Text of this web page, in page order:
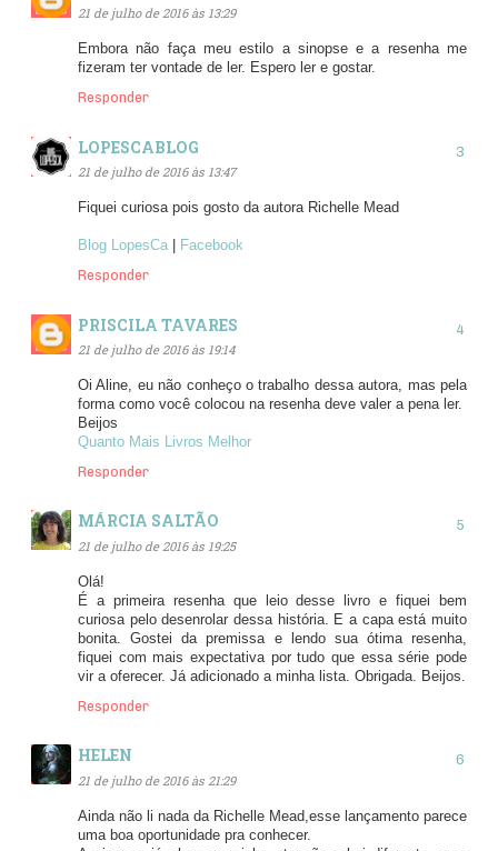
21 de julho de 2016 às 13:29
Embora não faça meu estilo a sinopse e a resenha me
fizeram ter vontade de ler. Espero ler e gostar.
Responder
LOPESCABLOG
21 de julho de 2016 às 13:47
Fiquei curiosa pois gosto da autora Richelle Mead
Blog LopesCa Facebook
Responder
PRISCILA TAVARES
21 de julho de 2016 às 19:14
Oi Aline, eu não conheço o trabalho dessa autora, mas pela
forma como você colocou na resenha deve valer a pena ler.
Beijos
Quanto Mais Livros Melhor
Responder
MÁRCIA SALTÃO
21 de julho de 2016 às 19:25
Olá!
É a primeira resenha que leio desse livro e fiquei bem
curiosa pelo desenrolar dessa história. E a capa está muito
bonita. Gostei da premissa e lendo sua ótima resenha,
fiquei com mais expectativa por tudo que essa série pode
vir a oferecer. Já adicionado a minha lista. Obrigada. Beijos.
Responder
HELEN
21 de julho de 2016 às 21:29
Ainda não li nada da Richelle Mead,esse lançamento parece
uma boa oportunidade pra conhecer.